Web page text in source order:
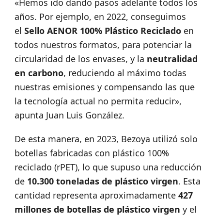
«Hemos ido dando pasos adelante todos los
años. Por ejemplo, en 2022, conseguimos
el Sello AENOR 100% Plástico Reciclado en
todos nuestros formatos, para potenciar la
circularidad de los envases, y la neutralidad
en carbono, reduciendo al máximo todas
nuestras emisiones y compensando las que
la tecnología actual no permita reducir»,
apunta Juan Luis González.
De esta manera, en 2023, Bezoya utilizó solo
botellas fabricadas con plástico 100%
reciclado (rPET), lo que supuso una reducción
de 10.300 toneladas de plástico virgen. Esta
cantidad representa aproximadamente 427
millones de botellas de plástico virgen y el